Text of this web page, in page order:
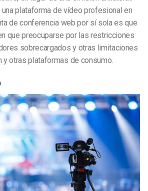
una plataforma de vídeo profesional en
de conferencia web por sí sola es que
que preocuparse por las restricciones
sobrecargados y otras limitaciones
y otras plataformas de consumo.